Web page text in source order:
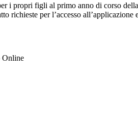
i propri figli al primo anno di corso
per l’accesso
Online